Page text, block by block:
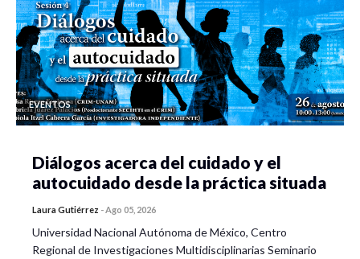
EVENTOS
Diálogos acerca del cuidado y el
autocuidado desde la práctica situada
Laura Gutiérrez -Ago 05, 2026
Universidad Nacional Autónoma de México, Centro
Regional de Investigaciones Multidisciplinarias Seminario